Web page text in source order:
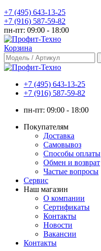
+7 (495) 643-13-25
+7 (916) 587-59-82
пн-пт: 09:00 - 18:00
Корзина
+7 (495) 643-13-25
+7 (916) 587-59-82
пн-пт: 09:00 - 18:00
Покупателям
Доставка
Самовывоз
Способы оплаты
Обмен и возврат
Частые вопросы
Сервис
Наш магазин
О компании
Сертификаты
Контакты
Новости
Вакансии
Контакты